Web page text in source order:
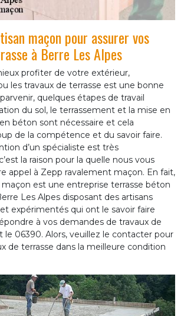
maçon pour assurer vos
à Berre Les Alpes
profiter de votre extérieur,
les travaux de terrasse est une bonne
quelques étapes de travail
du sol, le terrassement et la mise en
béton sont nécessaire et cela
de la compétence et du savoir faire.
d’un spécialiste est très
la raison pour la quelle nous vous
appel à Zepp ravalement maçon. En fait,
est une entreprise terrasse béton
Les Alpes disposant des artisans
expérimentés qui ont le savoir faire
à vos demandes de travaux de
le 06390. Alors, veuillez le contacter pour
de terrasse dans la meilleure condition